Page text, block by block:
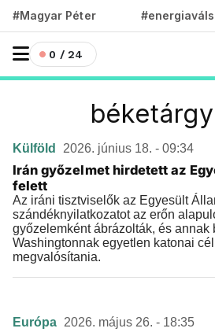
#Magyar Péter
0 / 24
Külföld 2026. június 18. - 09:34
Irán győzelmet hirdetett az
felett
Az iráni tisztviselők az Egyesült
szándéknyilatkozatot az erőn
győzelemként ábrázolták, és annak
Washingtonnak egyetlen katonai
megvalósítania.
Európa 2026. május 26. - 18:35